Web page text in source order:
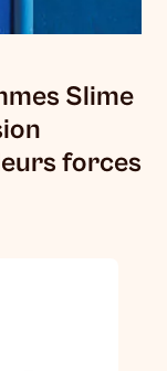
Slime
forces